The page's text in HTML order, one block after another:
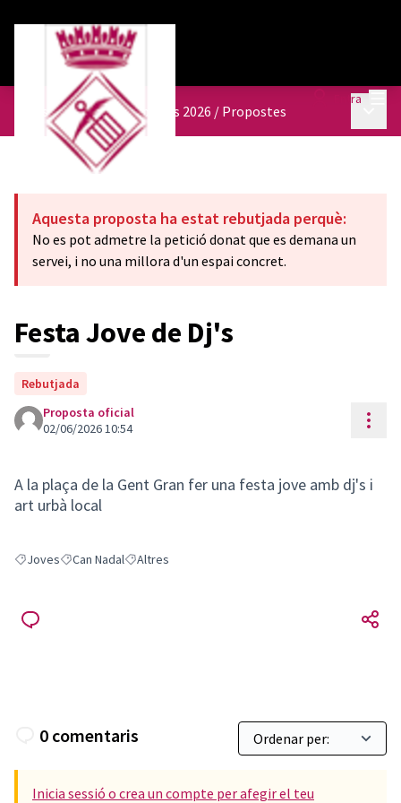
Entra
Pressupostos participatius 2026 / Propostes
Aquesta proposta ha estat rebutjada perquè:
No es pot admetre la petició donat que es demana un
servei, i no una millora d'un espai concret.
Festa Jove de Dj's
Rebutjada
Proposta oficial
02/06/2026 10:54
A la plaça de la Gent Gran fer una festa jove amb dj's i
art urbà local
Resultats en filtrar per: Joves
JovesResultats en filtrar per: Can Nadal
Can NadalResultats en filtrar per: Altres
Altres
0 comentaris
Inicia sessió o crea un compte per afegir el teu